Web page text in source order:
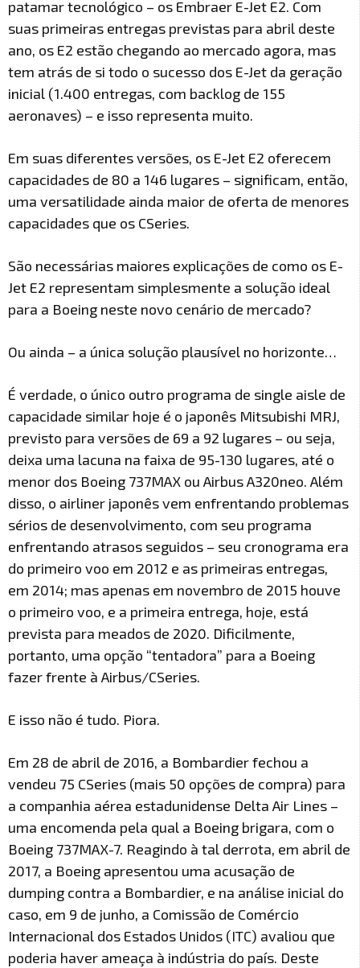
patamar tecnológico – os Embraer E-Jet E2. Com
suas primeiras entregas previstas para abril deste
ano, os E2 estão chegando ao mercado agora, mas
tem atrás de si todo o sucesso dos E-Jet da geração
inicial (1.400 entregas, com backlog de 155
aeronaves) – e isso representa muito.
Em suas diferentes versões, os E-Jet E2 oferecem
capacidades de 80 a 146 lugares – significam, então,
uma versatilidade ainda maior de oferta de menores
capacidades que os CSeries.
São necessárias maiores explicações de como os E-
Jet E2 representam simplesmente a solução ideal
para a Boeing neste novo cenário de mercado?
Ou ainda – a única solução plausível no horizonte…
É verdade, o único outro programa de single aisle de
capacidade similar hoje é o japonês Mitsubishi MRJ,
previsto para versões de 69 a 92 lugares – ou seja,
deixa uma lacuna na faixa de 95-130 lugares, até o
menor dos Boeing 737MAX ou Airbus A320neo. Além
disso, o airliner japonês vem enfrentando problemas
sérios de desenvolvimento, com seu programa
enfrentando atrasos seguidos – seu cronograma era
do primeiro voo em 2012 e as primeiras entregas,
em 2014; mas apenas em novembro de 2015 houve
o primeiro voo, e a primeira entrega, hoje, está
prevista para meados de 2020. Dificilmente,
portanto, uma opção “tentadora” para a Boeing
fazer frente à Airbus/CSeries.
E isso não é tudo. Piora.
Em 28 de abril de 2016, a Bombardier fechou a
vendeu 75 CSeries (mais 50 opções de compra) para
a companhia aérea estadunidense Delta Air Lines –
uma encomenda pela qual a Boeing brigara, com o
Boeing 737MAX-7. Reagindo à tal derrota, em abril de
2017, a Boeing apresentou uma acusação de
dumping contra a Bombardier, e na análise inicial do
caso, em 9 de junho, a Comissão de Comércio
Internacional dos Estados Unidos (ITC) avaliou que
poderia haver ameaça à indústria do país. Deste